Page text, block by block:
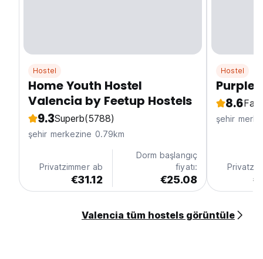
Hostel
Home Youth Hostel
Valencia by Feetup Hostels
9.3Superb(5788)
şehir merkezine 0.79km
Privatzimmer ab
€31.12
Dorm başlangıç
fiyatı:
€25.08
Hostel
Purple
8.6
şehir
Valencia tüm hostels görüntüle